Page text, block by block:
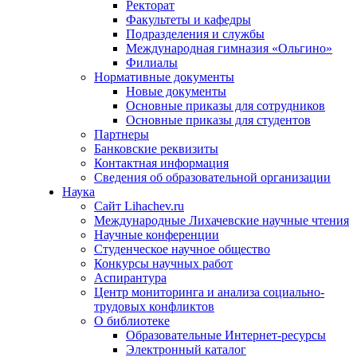
Ректорат
Факультеты и кафедры
Подразделения и службы
Международная гимназия «Ольгино»
Филиалы
Нормативные документы
Новые документы
Основные приказы для сотрудников
Основные приказы для студентов
Партнеры
Банковские реквизиты
Контактная информация
Сведения об образовательной организации
Наука
Сайт Lihachev.ru
Международные Лихачевские научные чтения
Научные конференции
Студенческое научное общество
Конкурсы научных работ
Аспирантура
Центр мониторинга и анализа социально-
трудовых конфликтов
О библиотеке
Образовательные Интернет-ресурсы
Электронный каталог